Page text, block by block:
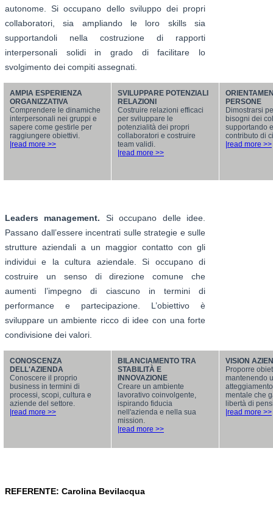
autonome. Si occupano dello sviluppo dei propri
collaboratori, sia ampliando le loro skills sia
supportandoli nella costruzione di rapporti
interpersonali solidi in grado di facilitare lo
svolgimento dei compiti assegnati.
AMPIA ESPERIENZA
ORGANIZZATIVA
Comprendere le dinamiche
interpersonali nei gruppi e
sapere come gestirle per
raggiungere obiettivi.
|read more >>
SVILUPPARE POTENZIALI
RELAZIONI
Costruire relazioni efficaci
per sviluppare le
potenzialità dei propri
collaboratori e costruire
team validi.
|read more >>
PERSONE
Dimostrarsi
bisogni dei
supportando
contributo di
|read more >>
Leaders management. Si occupano delle idee.
Passano dall’essere incentrati sulle strategie e sulle
strutture aziendali a un maggior contatto con gli
individui e la cultura aziendale. Si occupano di
costruire un senso di direzione comune che
aumenti l’impegno di ciascuno in termini di
performance e partecipazione. L’obiettivo è
sviluppare un ambiente ricco di idee con una forte
condivisione dei valori.
CONOSCENZA
DELL'AZIENDA
Conoscere il proprio
business in termini di
processi, scopi, cultura e
aziende del settore.
|read more >>
BILANCIAMENTO TRA
STABILITÀ E
INNOVAZIONE
Creare un ambiente
lavorativo coinvolgente,
ispirando fiducia
nell'azienda e nella sua
mission.
|read more >>
VISION
Proporre
mantenendo
mentale che
libertà di
|read more >>
REFERENTE: Carolina Bevilacqua